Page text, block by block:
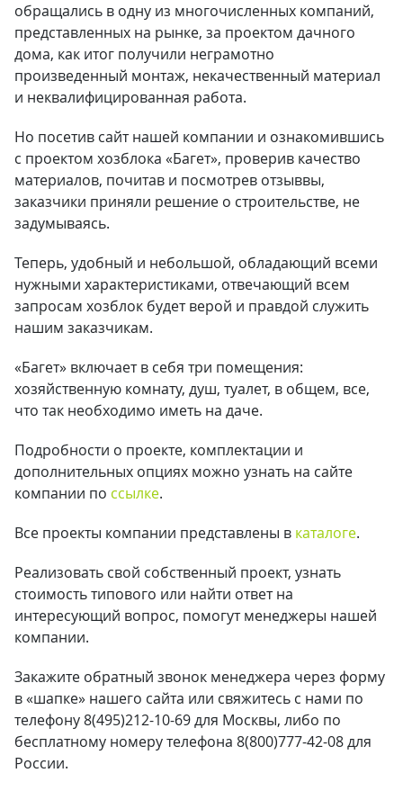
обращались в одну из многочисленных компаний,
представленных на рынке, за проектом дачного
дома, как итог получили неграмотно
произведенный монтаж, некачественный материал
и неквалифицированная работа.
Но посетив сайт нашей компании и ознакомившись
с проектом хозблока «Багет», проверив качество
материалов, почитав и посмотрев отзыввы,
заказчики приняли решение о строительстве, не
задумываясь.
Теперь, удобный и небольшой, обладающий всеми
нужными характеристиками, отвечающий всем
запросам хозблок будет верой и правдой служить
нашим заказчикам.
«Багет» включает в себя три помещения:
хозяйственную комнату, душ, туалет, в общем, все,
что так необходимо иметь на даче.
Подробности о проекте, комплектации и
дополнительных опциях можно узнать на сайте
компании по ссылке.
Все проекты компании представлены в каталоге.
Реализовать свой собственный проект, узнать
стоимость типового или найти ответ на
интересующий вопрос, помогут менеджеры нашей
компании.
Закажите обратный звонок менеджера через форму
в «шапке» нашего сайта или свяжитесь с нами по
телефону 8(495)212-10-69 для Москвы, либо по
бесплатному номеру телефона 8(800)777-42-08 для
России.